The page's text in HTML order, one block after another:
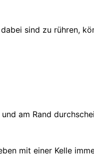
sind zu rühren,
am Rand
mit einer Kelle